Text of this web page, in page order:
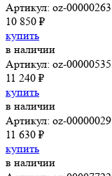
Артикул: oz-00000263
10 850 ₽
купить
в наличии
Артикул: oz-00000535
11 240 ₽
купить
в наличии
Артикул: oz-00000029
11 630 ₽
купить
в наличии